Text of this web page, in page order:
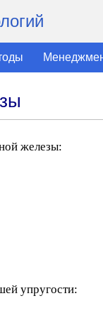
железы:
упругости: